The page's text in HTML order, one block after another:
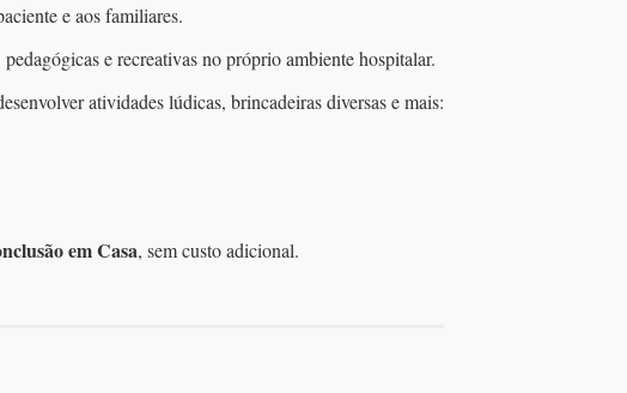
e aos familiares.
e recreativas no próprio ambiente hospitalar.
atividades lúdicas, brincadeiras diversas e mais:
em Casa, sem custo adicional.